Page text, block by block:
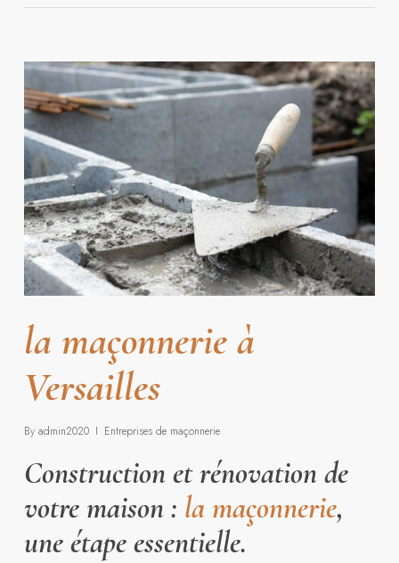
la maçonnerie à
Versailles
By admin2020 Entreprises de maçonnerie
Construction et rénovation de
votre maison : la maçonnerie,
une étape essentielle.